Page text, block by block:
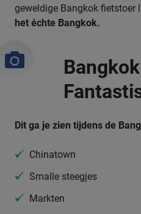
geweldige Bangkok fietstoer
het échte Bangkok.
Dit ga je zien tijdens de
Chinatown
Smalle steegjes
Markten